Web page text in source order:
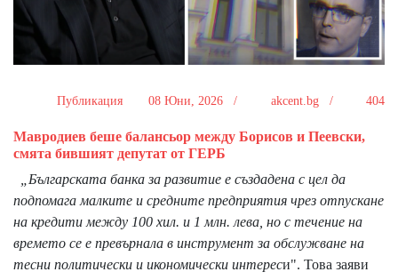
Публикация 08 Юни, 2026 / akcent.bg / 404
Мавродиев беше балансьор между Борисов и Пеевски,
смята бившият депутат от ГЕРБ
„Българската банка за развитие е създадена с цел да
подпомага малките и средните предприятия чрез отпускане
на кредити между 100 хил. и 1 млн. лева, но с течение на
времето се е превърнала в инструмент за обслужване на
тесни политически и икономически интереси". Това заяви